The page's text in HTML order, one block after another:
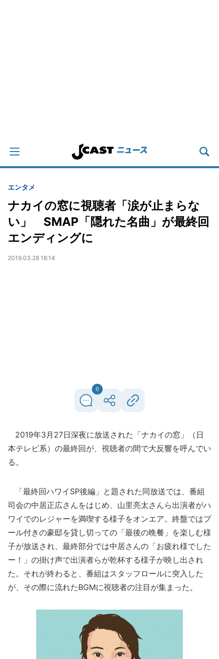
エンタメ
ナカイの窓に視聴者「涙が止まらな
い」 SMAP「隠れた名曲」が最終回
エンディングに
2019.03.28 18:14
0
2019年3月27日深夜に放送された「ナカイの窓」（日
本テレビ系）の最終回が、視聴者の間で大反響を呼んでい
る。
「最終回ハワイSP後編」と題された同放送では、番組
司会の中居正広さんをはじめ、山里亮太さんら出演者がハ
ワイでのレジャーを満喫する様子をオンエア。終盤ではプ
ール付きの豪邸を貸し切っての「最後の晩餐」を楽しむ様
子が放送され、最終部分では中居さんの「お疲れ様でした
ー！」の掛け声で出演者らが乾杯する様子が映し出され
た。それが終わると、番組はスタッフロールに突入した
が、その際に流れたBGMに視聴者の注目が集まった。